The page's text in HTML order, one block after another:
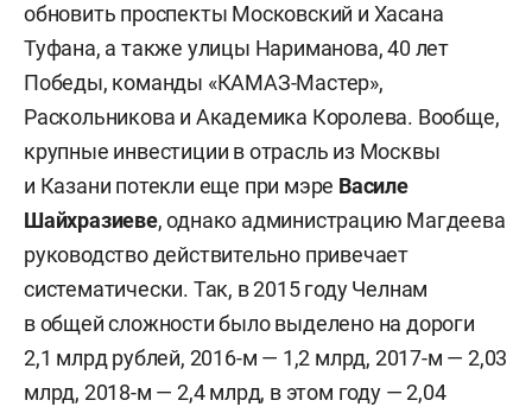
обновить проспекты Московский и Хасана
Туфана, а также улицы Нариманова, 40 лет
Победы, команды «КАМАЗ-Мастер»,
Раскольникова и Академика Королева. Вообще,
крупные инвестиции в отрасль из Москвы
и Казани потекли еще при мэре Василе
Шайхразиеве, однако администрацию Магдеева
руководство действительно привечает
систематически. Так, в 2015 году Челнам
в общей сложности было выделено на дороги
2,1 млрд рублей, 2016-м — 1,2 млрд, 2017-м — 2,03
млрд, 2018-м — 2,4 млрд, в этом году — 2,04